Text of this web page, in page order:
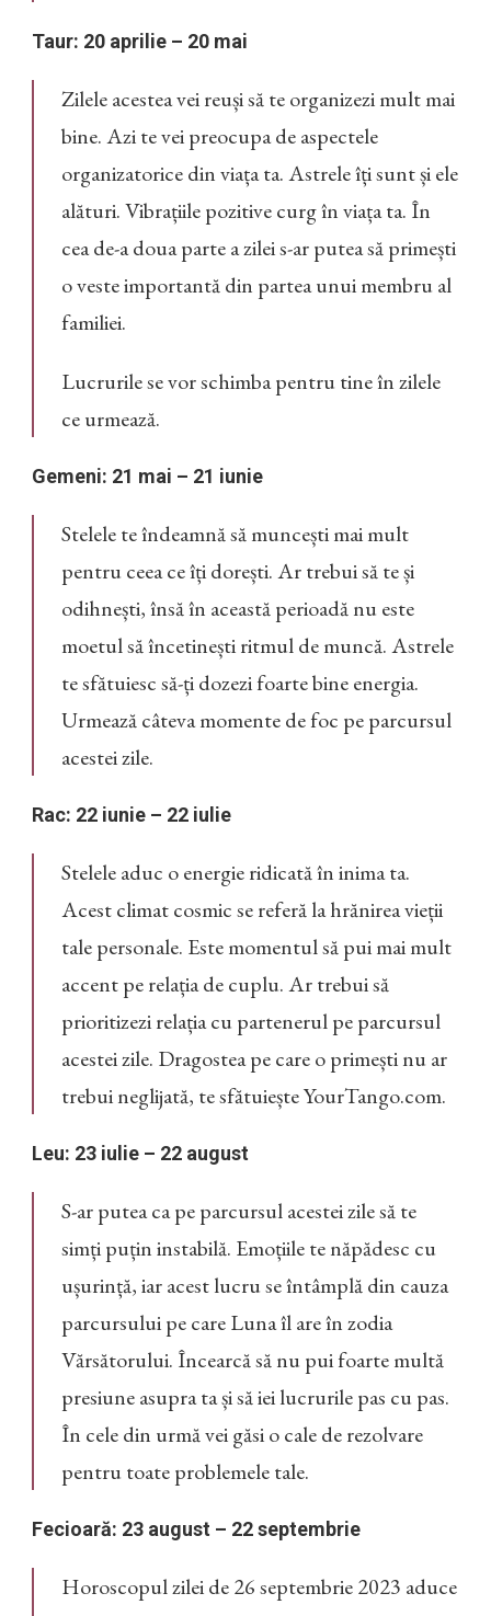
Taur: 20 aprilie – 20 mai
Zilele acestea vei reuși să te organizezi mult mai
bine. Azi te vei preocupa de aspectele
organizatorice din viața ta. Astrele îți sunt și ele
alături. Vibrațiile pozitive curg în viața ta. În
cea de-a doua parte a zilei s-ar putea să primești
o veste importantă din partea unui membru al
familiei.
Lucrurile se vor schimba pentru tine în zilele
ce urmează.
Gemeni: 21 mai – 21 iunie
Stelele te îndeamnă să muncești mai mult
pentru ceea ce îți dorești. Ar trebui să te și
odihnești, însă în această perioadă nu este
moetul să încetinești ritmul de muncă. Astrele
te sfătuiesc să-ți dozezi foarte bine energia.
Urmează câteva momente de foc pe parcursul
acestei zile.
Rac: 22 iunie – 22 iulie
Stelele aduc o energie ridicată în inima ta.
Acest climat cosmic se referă la hrănirea vieții
tale personale. Este momentul să pui mai mult
accent pe relația de cuplu. Ar trebui să
prioritizezi relația cu partenerul pe parcursul
acestei zile. Dragostea pe care o primești nu ar
trebui neglijată, te sfătuiește YourTango.com.
Leu: 23 iulie – 22 august
S-ar putea ca pe parcursul acestei zile să te
simți puțin instabilă. Emoțiile te năpădesc cu
ușurință, iar acest lucru se întâmplă din cauza
parcursului pe care Luna îl are în zodia
Vărsătorului. Încearcă să nu pui foarte multă
presiune asupra ta și să iei lucrurile pas cu pas.
În cele din urmă vei găsi o cale de rezolvare
pentru toate problemele tale.
Fecioară: 23 august – 22 septembrie
Horoscopul zilei de 26 septembrie 2023 aduce